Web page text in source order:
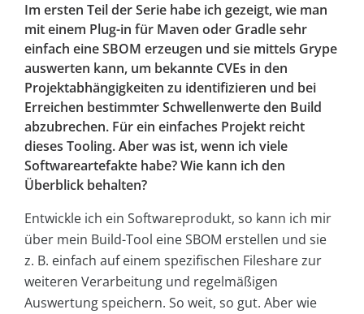
Im ersten Teil der Serie habe ich gezeigt, wie man
mit einem Plug-in für Maven oder Gradle sehr
einfach eine SBOM erzeugen und sie mittels Grype
auswerten kann, um bekannte CVEs in den
Projektabhängigkeiten zu identifizieren und bei
Erreichen bestimmter Schwellenwerte den Build
abzubrechen. Für ein einfaches Projekt reicht
dieses Tooling. Aber was ist, wenn ich viele
Softwareartefakte habe? Wie kann ich den
Überblick behalten?
Entwickle ich ein Softwareprodukt, so kann ich mir
über mein Build-Tool eine SBOM erstellen und sie
z. B. einfach auf einem spezifischen Fileshare zur
weiteren Verarbeitung und regelmäßigen
Auswertung speichern. So weit, so gut. Aber wie